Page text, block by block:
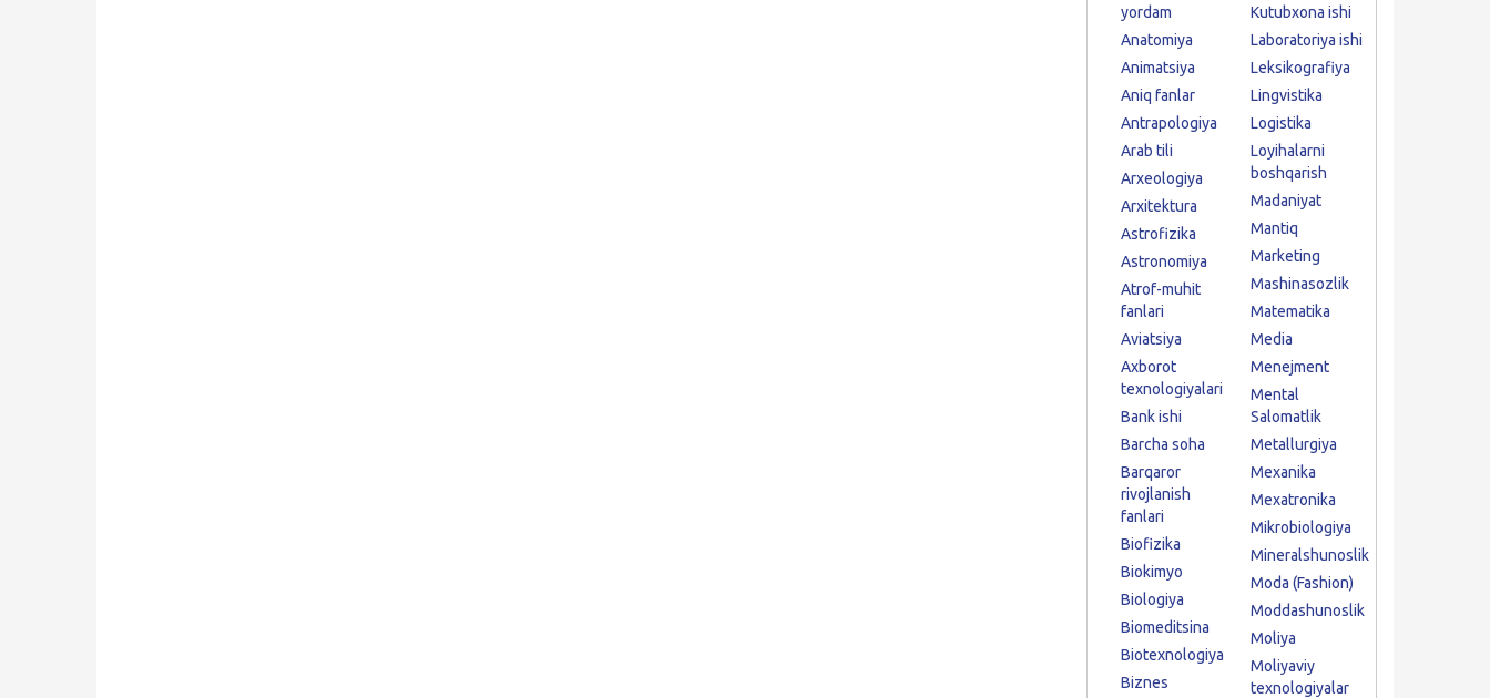
yordam
Anatomiya
Animatsiya
Aniq fanlar
Antrapologiya
Arab tili
Arxeologiya
Arxitektura
Astrofizika
Astronomiya
Atrof-muhit
fanlari
Aviatsiya
Axborot
texnologiyalari
Bank ishi
Barcha soha
Barqaror
rivojlanish
fanlari
Biofizika
Biokimyo
Biologiya
Biomeditsina
Biotexnologiya
Biznes
Kutubxona ishi
Laboratoriya ishi
Leksikografiya
Lingvistika
Logistika
Loyihalarni
boshqarish
Madaniyat
Mantiq
Marketing
Mashinasozlik
Matematika
Media
Menejment
Mental
Salomatlik
Metallurgiya
Mexanika
Mexatronika
Mikrobiologiya
Mineralshunoslik
Moda (Fashion)
Moddashunoslik
Moliya
Moliyaviy
texnologiyalar